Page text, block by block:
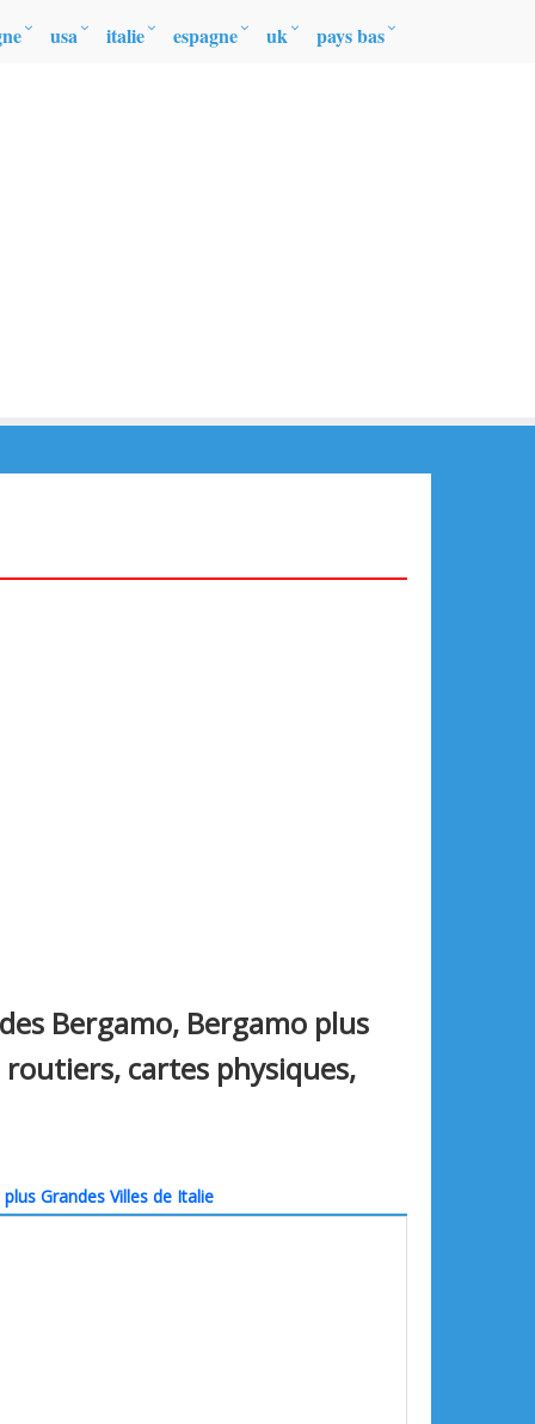
usa italie espagne uk pays bas
Bergamo, Bergamo plus
cartes physiques,
Grandes Villes de Italie